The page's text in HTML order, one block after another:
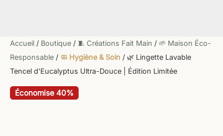
Accueil / Boutique / 🧵 Créations Fait Main / 🌱 Maison Éco-
Responsable / 🧼 Hygiène & Soin / 🌿 Lingette Lavable
Tencel d’Eucalyptus Ultra-Douce | Édition Limitée
Économise 40%